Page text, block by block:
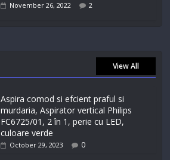
November 26, 2022 2
View All
Aspira comod si efcient praful si
murdaria, Aspirator vertical Philips
FC6725/01, 2 în 1, perie cu LED,
culoare verde
October 29, 2023 0